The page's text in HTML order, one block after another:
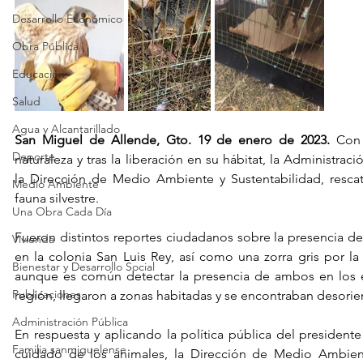
Desarrollo Económico
Obra Pública
Educación
Salud
Agua y Alcantarillado
Deporte
Medio Ambiente
Una Obra Cada Día
Vivienda
Bienestar y Desarrollo Social
Publicaciones
Administración Pública
Familia sanmiguelense
San Miguel de Allende, Gto. 19 de enero de 2023.
naturaleza y tras la liberación en su hábitat, la
la Dirección de Medio Ambiente y Sustentabilidad,
fauna silvestre.
Fueron distintos reportes ciudadanos sobre la presencia
en la colonia San Luis Rey, así como una zorra gris por
aunque es común detectar la presencia de ambos en los
región, llegaron a zonas habitadas y se encontraban
En respuesta y aplicando la política pública del
cuidado de los animales, la Dirección de Medio